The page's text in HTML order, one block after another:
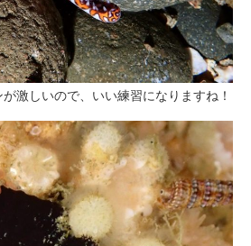
激しいので、いい練習になりますね！